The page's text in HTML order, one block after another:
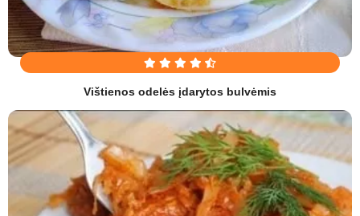
Vištienos odelės įdarytos bulvėmis